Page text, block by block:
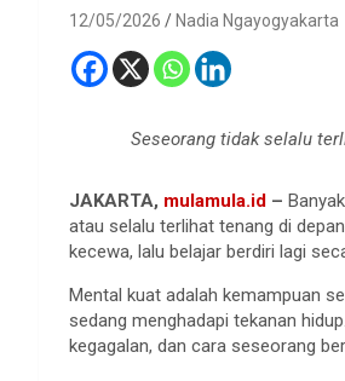
12/05/2026 Nadia Ngayogyakarta
Seseorang tidak selalu
JAKARTA, mulamula.id –
atau selalu terlihat tenang di
kecewa, lalu belajar berdiri lagi
Mental kuat adalah kemampuan
sedang menghadapi tekanan
kegagalan, dan cara seseorang